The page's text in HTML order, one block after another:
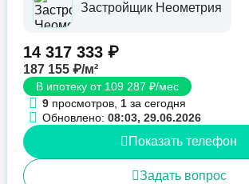
Застройщик Неометрия
14 317 333 ₽
187 155 ₽/м²
В ипотеку от 109 287 ₽/мес
9 просмотров, 1 за сегодня
Обновлено: 08:03, 29.06.2026
Показать телефон
Задать вопрос